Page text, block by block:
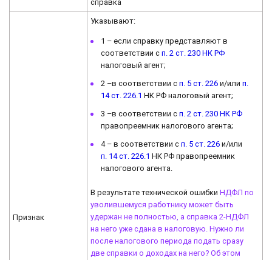
справка
Признак
Указывают:
1 – если справку представляют в
соответствии сп. 2 ст. 230 НК РФ
налоговый агент;
2 –в соответствии сп. 5 ст. 226 и/илип.
14 ст. 226.1 НК РФ налоговый агент;
3 –в соответствии сп. 2 ст. 230 НК РФ
правопреемник налогового агента;
4 – в соответствии сп. 5 ст. 226 и/или
п. 14 ст. 226.1 НК РФ правопреемник
налогового агента.
В результате технической ошибкиНДФЛпо
уволившемуся работнику может быть
удержан не полностью, а справка 2-НДФЛ
на него уже сдана в налоговую. Нужно ли
после налогового периода подать сразу
две справки о доходах на него? Об этом